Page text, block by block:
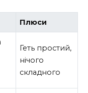
Плюси
Геть простий,
нічого
складного